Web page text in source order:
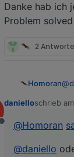
Danke hab ich
Problem
2
Homoran@
Offline
danielloschrieb am
zuletzt
@Homoran
@daniello